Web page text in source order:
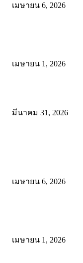
เมษายน 6, 2026
เมษายน 1, 2026
มีนาคม 31, 2026
เมษายน 6, 2026
เมษายน 1, 2026